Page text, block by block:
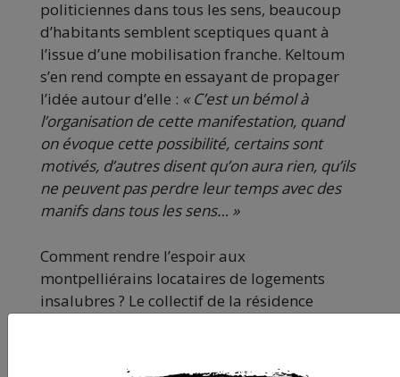
politiciennes dans tous les sens, beaucoup
d’habitants semblent sceptiques quant à
l’issue d’une mobilisation franche. Keltoum
s’en rend compte en essayant de propager
l’idée autour d’elle : « C’est un bémol à
l’organisation de cette manifestation, quand
on évoque cette possibilité, certains sont
motivés, d’autres disent qu’on aura rien, qu’ils
ne peuvent pas perdre leur temps avec des
manifs dans tous les sens… »
Comment rendre l’espoir aux
montpelliérains locataires de logements
insalubres ? Le collectif de la résidence
éventuellement d’autres groupes de